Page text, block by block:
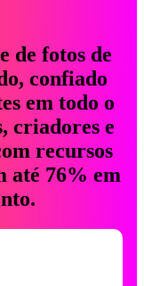
de fotos de
confiado
em todo o
criadores e
recursos
até 76% em